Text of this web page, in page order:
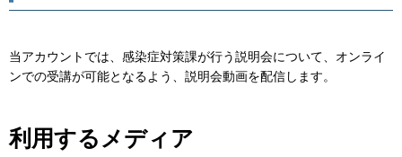
当アカウントでは、感染症対策課が行う説明会について、オンライ
ンでの受講が可能となるよう、説明会動画を配信します。
利用するメディア